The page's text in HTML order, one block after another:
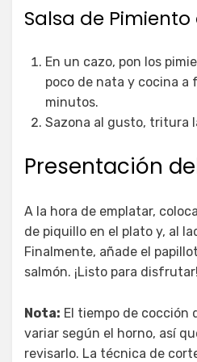
Salsa de Pimiento
En un cazo, pon los
poco de nata y cocina
minutos.
Sazona al gusto, tritura
Presentación
A la hora de emplatar,
de piquillo en el plato y, al
Finalmente, añade el
salmón. ¡Listo para disfrutar!
Nota: El tiempo de cocción
variar según el horno, así
revisarlo. La técnica de